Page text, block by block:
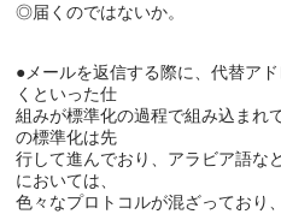
●メールを返信する際に、代替ア
くといった仕
組みが標準化の過程で組み込まれ
の標準化は先
行して進んでおり、アラビア語な
においては、
色々なプロトコルが混ざっており